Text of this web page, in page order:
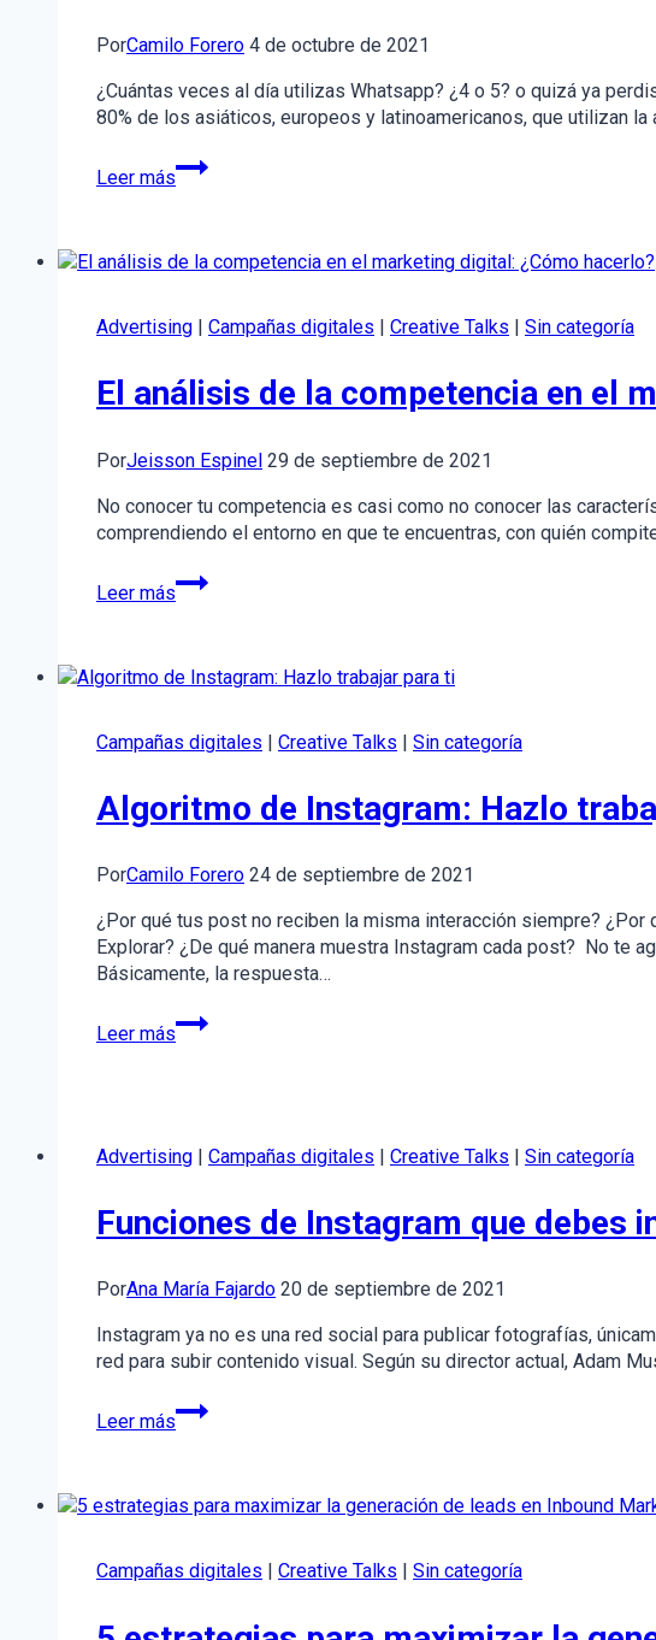
PorCamilo Forero 4 de octubre de 2021
¿Cuántas veces al día utilizas Whatsapp? ¿4 o 5? o quizá ya
80% de los asiáticos, europeos y latinoamericanos, que utilizan
Leer más
10
ventajas
Business
tu
Advertising | Campañas digitales | Creative Talks | Sin categoría
El análisis de la competencia en el
PorJeisson Espinel 29 de septiembre de 2021
No conocer tu competencia es casi como no conocer las
comprendiendo el entorno en que te encuentras, con quién
Leer más
El
análisis
competencia
el
¿Cómo
Campañas digitales | Creative Talks | Sin categoría
Algoritmo de Instagram: Hazlo
PorCamilo Forero 24 de septiembre de 2021
¿Por qué tus post no reciben la misma interacción siempre?
Explorar? ¿De qué manera muestra Instagram cada post? No te
Básicamente, la respuesta…
Leer más
Algoritmo
de
para
Advertising | Campañas digitales | Creative Talks | Sin categoría
Funciones de Instagram que debes
PorAna María Fajardo 20 de septiembre de 2021
Instagram ya no es una red social para publicar fotografías,
red para subir contenido visual. Según su director actual, Adam
Leer más
Funciones
de
debes
en
Campañas digitales Creative Talks Sin categoría